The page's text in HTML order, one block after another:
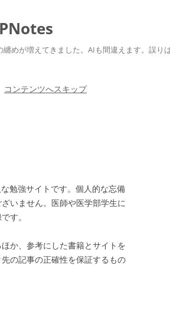
めが増えてきました。AIも間違えます。誤り
コンテンツへスキップ
勉強サイトです。個人的な忘備
いません。医師や医学部学生に
す。
か、参考にした書籍とサイトを
の記事の正確性を保証するもの